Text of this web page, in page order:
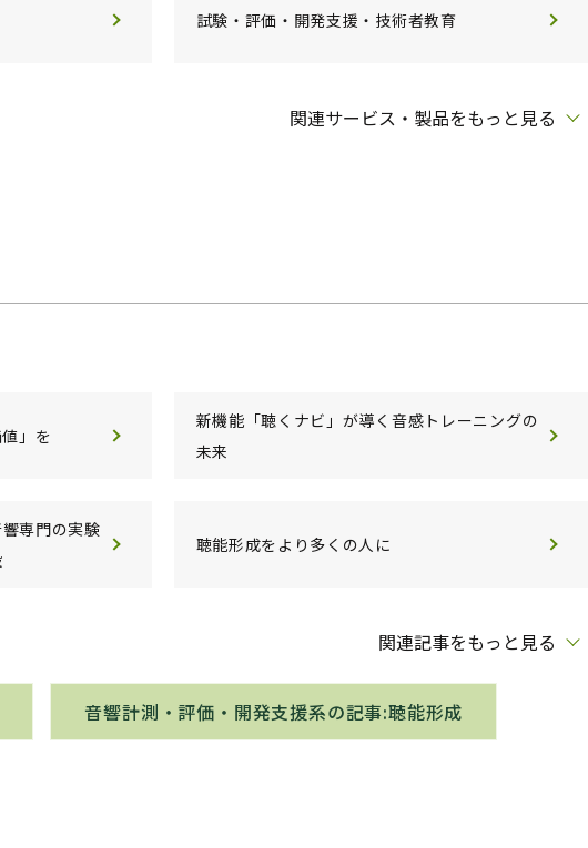
試験・評価・開発支援・技術者教育
関連サービス・製品をもっと見る
」を
新機能「聴くナビ」が導く音感トレーニングの
未来
専門の実験
聴能形成をより多くの人に
関連記事をもっと見る
音響計測・評価・開発支援系の記事:聴能形成